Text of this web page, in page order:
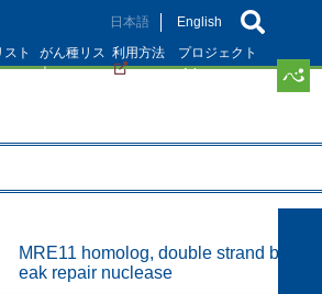
日本語
English
ト
がん種リス
ト
利用方法 プロジェクト
MRE11 homolog, double strand br
eak repair nuclease